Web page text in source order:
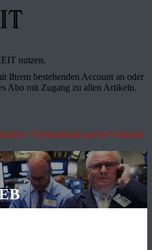
nutzen.
Ihrem bestehenden Account an oder
Abo mit Zugang zu allen Artikeln.
"Deutschland spricht"Aktuelle